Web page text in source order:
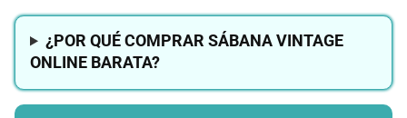
¿POR QUÉ COMPRAR SÁBANA VINTAGE
ONLINE BARATA?